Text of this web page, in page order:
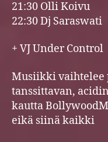
21:30 Olli Koivu
22:30 Dj Saraswati
+ VJ Under Control
Musiikki vaihtelee
tanssittavan, acidin
kautta
eikä siinä kaikki